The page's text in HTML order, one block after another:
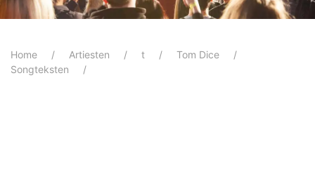
Home Artiesten t
Tom Dice
Songteksten